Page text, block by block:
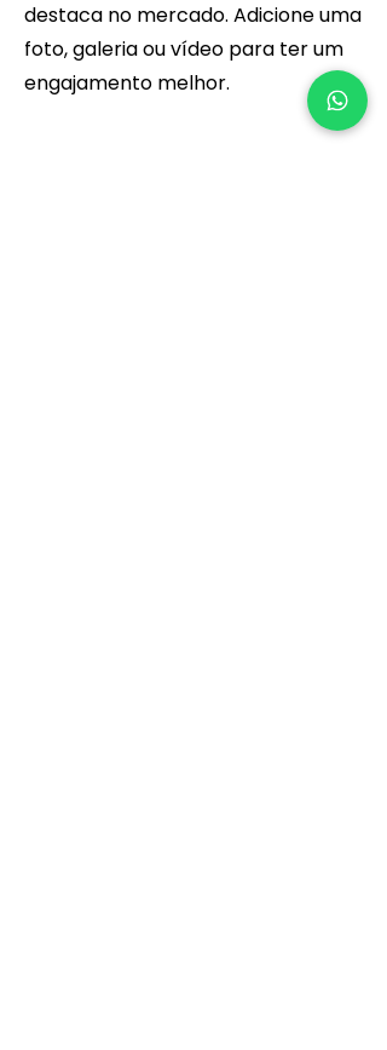
destaca no mercado. Adicione uma
foto, galeria ou vídeo para ter um
engajamento melhor.